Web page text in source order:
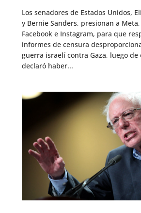
Los senadores de Estados Unidos,
y Bernie Sanders, presionan a
Facebook e Instagram, para que
informes de censura
guerra israelí contra Gaza, luego de
declaró haber...